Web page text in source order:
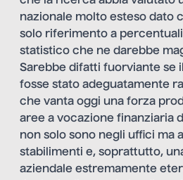
nazionale molto esteso dato
solo riferimento a
statistico che ne darebbe
Sarebbe difatti fuorviante se
fosse stato adeguatamente
che vanta oggi una forza
aree a vocazione finanziaria
non solo sono negli uffici ma
stabilimenti e, soprattutto,
aziendale estremamente